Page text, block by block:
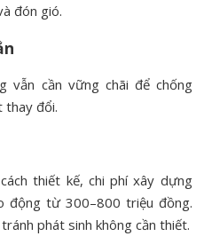
đón gió.
vẫn cần vững chãi để chống
thay đổi.
thiết kế, chi phí xây dựng
động từ 300–800 triệu đồng.
phát sinh không cần thiết.